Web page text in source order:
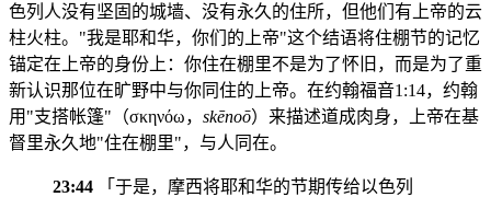
色列人没有坚固的城墙、没有永久的住所，但他们有上帝的云
柱火柱。"我是耶和华，你们的上帝"这个结语将住棚节的记忆
锚定在上帝的身份上：你住在棚里不是为了怀旧，而是为了重
新认识那位在旷野中与你同住的上帝。在约翰福音1:14，约翰
用"支搭帐篷"（σκηνόω， skēnoō）来描述道成肉身，上帝在基
督里永久地"住在棚里"，与人同在。
23:44 「于是，摩西将耶和华的节期传给以色列